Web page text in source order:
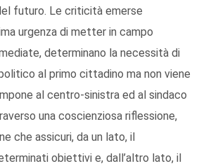
futuro. Le criticità emerse
urgenza di metter in campo
determinano la necessità di
al primo cittadino ma non viene
al centro-sinistra ed al sindaco
una coscienziosa riflessione,
che assicuri, da un lato, il
obiettivi e, dall’altro lato, il